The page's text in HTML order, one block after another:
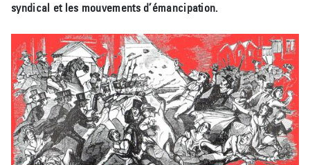
syndical et les mouvements d’émancipation.